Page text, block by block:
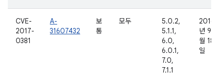
CVE-
2017-
0381
A-
31607432
보
통
모두
5.0.2,
5.1.1,
6.0,
6.0.1,
7.0,
7.1.1
2016
년 9
월 18
일